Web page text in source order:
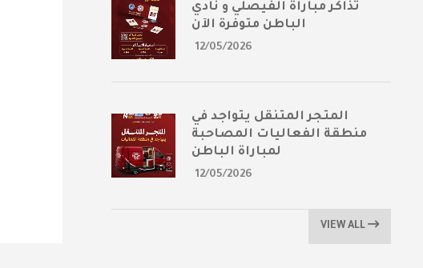
تذاكر مباراة الفيصلي و نادي
الباطن متوفرة الآن
12/05/2026
المتجر المتنقل يتواجد في
منطقة الفعاليات المصاحبة
لمباراة الباطن
12/05/2026
VIEW ALL